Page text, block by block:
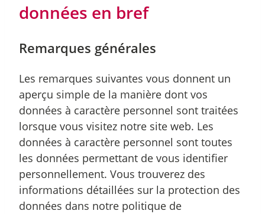
données en bref
Remarques générales
Les remarques suivantes vous donnent un
aperçu simple de la manière dont vos
données à caractère personnel sont traitées
lorsque vous visitez notre site web. Les
données à caractère personnel sont toutes
les données permettant de vous identifier
personnellement. Vous trouverez des
informations détaillées sur la protection des
données dans notre politique de